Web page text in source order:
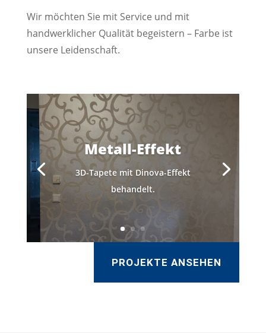
Wir möchten Sie mit Service und mit
handwerklicher Qualität begeistern – Farbe ist
unsere Leidenschaft.
Metall-Effekt
3D-Tapete mit Dinova-Effekt
behandelt.
PROJEKTE ANSEHEN